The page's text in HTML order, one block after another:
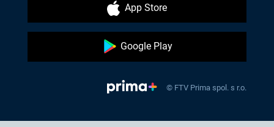
App Store
Google Play
© FTV Prima spol. s r.o.